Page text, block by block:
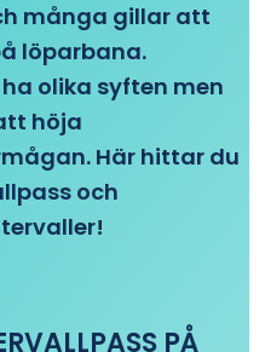
många gillar att
löparbana.
olika syften men
höja
Här hittar du
och
PÅ